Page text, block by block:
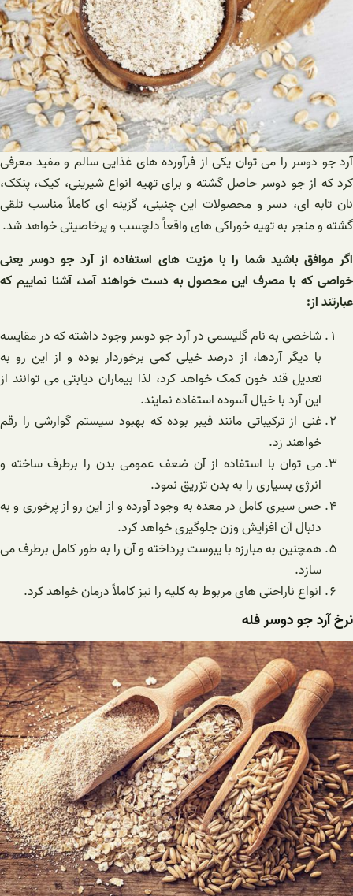
آرد جو دوسر را می توان یکی از فرآورده های غذایی سالم و مفید معرفی
کرد که از جو دوسر حاصل گشته و برای تهیه انواع شیرینی، کیک، پنکک،
نان تابه ای، دسر و محصولات این چنینی، گزینه ای کاملاً مناسب تلقی
گشته و منجر به تهیه خوراکی های واقعاً دلچسب و پرخاصیتی خواهد شد.
اگر موافق باشید شما را با مزیت های استفاده از آرد جو دوسر یعنی
خواصی که با مصرف این محصول به دست خواهند آمد، آشنا نماییم که
عبارتند از:
شاخصی به نام گلیسمی در آرد جو دوسر وجود داشته که در مقایسه
با دیگر آردها، از درصد خیلی کمی برخوردار بوده و از این رو به
تعدیل قند خون کمک خواهد کرد، لذا بیماران دیابتی می توانند از
این آرد با خیال آسوده استفاده نمایند.
غنی از ترکیباتی مانند فیبر بوده که بهبود سیستم گوارشی را رقم
خواهند زد.
می توان با استفاده از آن ضعف عمومی بدن را برطرف ساخته و
انرژی بسیاری را به بدن تزریق نمود.
حس سیری کامل در معده به وجود آورده و از این رو از پرخوری و به
دنبال آن افزایش وزن جلوگیری خواهد کرد.
همچنین به مبارزه با یبوست پرداخته و آن را به طور کامل برطرف می
سازد.
انواع ناراحتی های مربوط به کلیه را نیز کاملاً درمان خواهد کرد.
نرخ آرد جو دوسر فله